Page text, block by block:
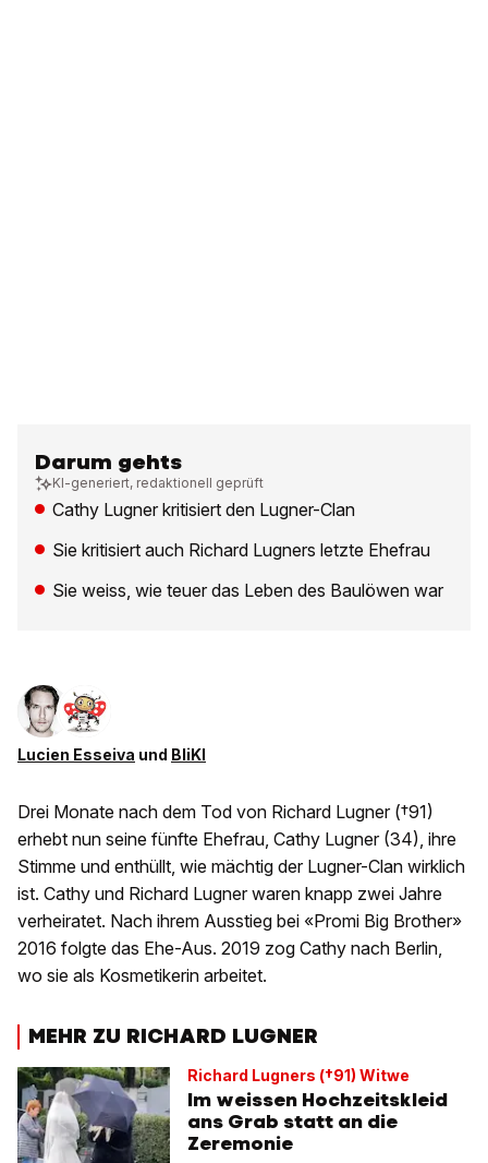
Darum gehts
KI-generiert, redaktionell geprüft
Cathy Lugner kritisiert den Lugner-Clan
Sie kritisiert auch Richard Lugners letzte Ehefrau
Sie weiss, wie teuer das Leben des Baulöwen war
Lucien Esseiva und BliKI
Drei Monate nach dem Tod von Richard Lugner (†91)
erhebt nun seine fünfte Ehefrau, Cathy Lugner (34), ihre
Stimme und enthüllt, wie mächtig der Lugner-Clan wirklich
ist. Cathy und Richard Lugner waren knapp zwei Jahre
verheiratet. Nach ihrem Ausstieg bei «Promi Big Brother»
2016 folgte das Ehe-Aus. 2019 zog Cathy nach Berlin,
wo sie als Kosmetikerin arbeitet.
MEHR ZU RICHARD LUGNER
Richard Lugners (†91) Witwe
Im weissen Hochzeitskleid
ans Grab statt an die
Zeremonie